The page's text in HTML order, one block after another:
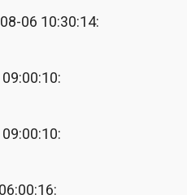
06 10:30:14: